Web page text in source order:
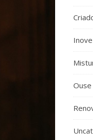
Inove
Ouse